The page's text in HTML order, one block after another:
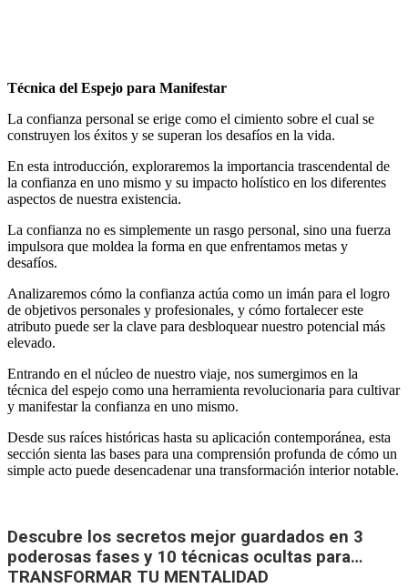
Técnica del Espejo para Manifestar
La confianza personal se erige como el cimiento sobre el cual se
construyen los éxitos y se superan los desafíos en la vida.
En esta introducción, exploraremos la importancia trascendental de
la confianza en uno mismo y su impacto holístico en los diferentes
aspectos de nuestra existencia.
La confianza no es simplemente un rasgo personal, sino una fuerza
impulsora que moldea la forma en que enfrentamos metas y
desafíos.
Analizaremos cómo la confianza actúa como un imán para el logro
de objetivos personales y profesionales, y cómo fortalecer este
atributo puede ser la clave para desbloquear nuestro potencial más
elevado.
Entrando en el núcleo de nuestro viaje, nos sumergimos en la
técnica del espejo como una herramienta revolucionaria para cultivar
y manifestar la confianza en uno mismo.
Desde sus raíces históricas hasta su aplicación contemporánea, esta
sección sienta las bases para una comprensión profunda de cómo un
simple acto puede desencadenar una transformación interior notable.
Descubre los secretos mejor guardados en 3
poderosas fases y 10 técnicas ocultas para…
TRANSFORMAR TU MENTALIDAD